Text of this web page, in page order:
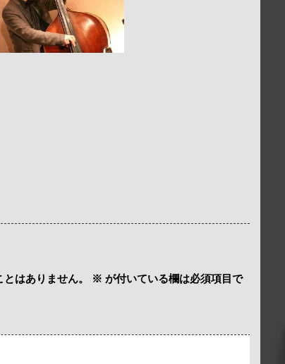
はありません。 ※ が付いている欄は必須項目で